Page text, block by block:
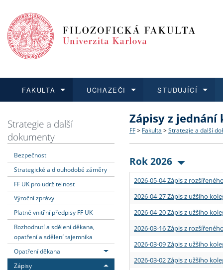
FAKULTA
Dozvědět se více
Struktura a historie
Strategie a další
Podpora a benefity pro
Absolventi fakulty
UCHAZEČI
Podat přihlášku
Co studovat a jak se
Učitelské studijní
Informace k průběhu
STUDUJÍCÍ
Dozvědět se více
Bakalářské a magisterské
Doktorské studium
Rigorózní řízení
Dozvědět se více
O vědě a výzkumu na FF
Akademické kvalifikace
Granty a projekty
Dozvědět se více
Aktuální nabídky a
Vyjíždějící studenti
Přijíždějící studenti
Vyjíždějící zaměstnanci
Strategie a další
dokumenty
Bezpečnost
Strategické a dlouhodobé záměry
FF UK pro udržitelnost
Výroční zprávy
Platné vnitřní předpisy FF UK
Rozhodnutí a sdělení děkana,
opatření a sdělení tajemníka
Opatření děkana
Zápisy
Zápisy z jednání
FF > Fakulta > Strategie a další
Rok 2026
2026-05-04 Zápis z
2026-04-27 Zápis z užšího
2026-04-20 Zápis z užšího
2026-03-16 Zápis z
2026-03-09 Zápis z užšího
2026-03-02 Zápis z užšího